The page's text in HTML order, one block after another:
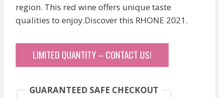
region. This red wine offers unique taste
qualities to enjoy.Discover this RHONE 2021.
LIMITED QUANTITY – CONTACT US!
GUARANTEED SAFE CHECKOUT